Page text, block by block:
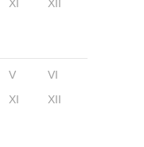
XI XII
V
VI
XI XII